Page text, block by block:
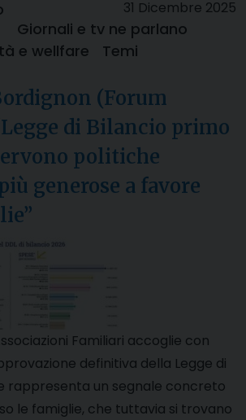
31 Dicembre 2025
Giornali e tv ne parlano
e wellfare
Temi
(Forum
di Bilancio primo
politiche
generose a favore
Familiari accoglie con
definitiva della Legge di
rappresenta un segnale concreto
le famiglie, che tuttavia si trovano